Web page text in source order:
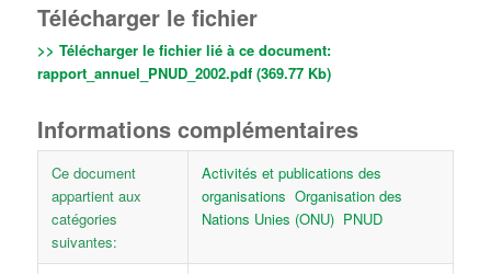
Télécharger le fichier
>> Télécharger le fichier lié à ce document:
rapport_annuel_PNUD_2002.pdf (369.77 Kb)
Informations complémentaires
Ce document
appartient aux
catégories
suivantes:
Activités et publications des
organisations Organisation des
Nations Unies (ONU) PNUD